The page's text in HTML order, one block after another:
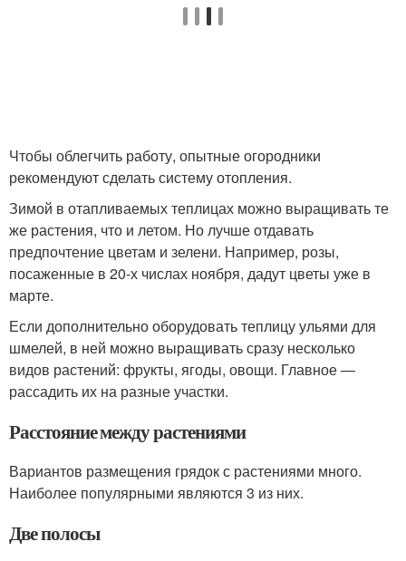
Чтобы облегчить работу, опытные огородники
рекомендуют сделать систему отопления.
Зимой в отапливаемых теплицах можно выращивать те
же растения, что и летом. Но лучше отдавать
предпочтение цветам и зелени. Например, розы,
посаженные в 20-х числах ноября, дадут цветы уже в
марте.
Если дополнительно оборудовать теплицу ульями для
шмелей, в ней можно выращивать сразу несколько
видов растений: фрукты, ягоды, овощи. Главное —
рассадить их на разные участки.
Расстояние между растениями
Вариантов размещения грядок с растениями много.
Наиболее популярными являются 3 из них.
Две полосы